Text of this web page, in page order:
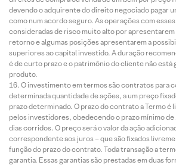
devendo o adquirente do direito negociado pagar
como num acordo seguro. As operações com
consideradas de risco muito alto por
retorno e algumas posições apresentarem a
superiores ao capital investido. A duração
é de curto prazo e o patrimônio do cliente não
produto.
O investimento em termos são contratos para
determinada quantidade de ações, a um preço
prazo determinado. O prazo do contrato a Termo
pelos investidores, obedecendo o prazo mínimo de
dias corridos. O preço será o valor da ação
correspondente aos juros – que são fixados
função do prazo do contrato. Toda transação a
garantia. Essas garantias são prestadas em duas